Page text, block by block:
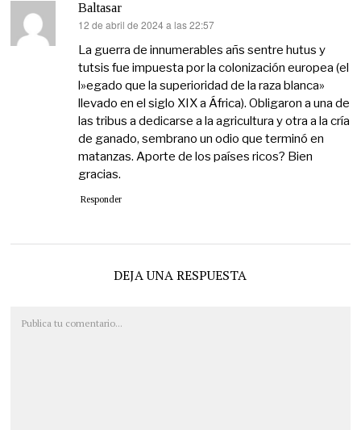
Baltasar
dice:
12 de abril de 2024 a las 22:57
La guerra de innumerables añs sentre hutus y
tutsis fue impuesta por la colonización europea (el
l»egado que la superioridad de la raza blanca»
llevado en el siglo XIX a África). Obligaron a una de
las tribus a dedicarse a la agricultura y otra a la cría
de ganado, sembrano un odio que terminó en
matanzas. Aporte de los países ricos? Bien
gracias.
Responder
DEJA UNA RESPUESTA